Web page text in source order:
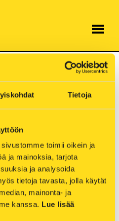
Tietoja
toimii oikein ja
ja mainoksia, tarjota
ja analysoida
tietoja tavasta, jolla käytät
mainonta- ja
kanssa. Lue lisää
Minna
liikennettä Minna
ja Puijonkadun
alkaen. Työ valmistuu
ajaminen
kadulle työmaa-